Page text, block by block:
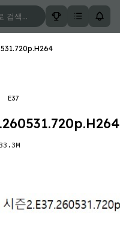
E37